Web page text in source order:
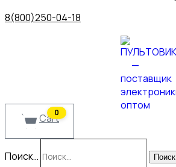
8(800)250-04-18
0
Cart
Поиск… Поиск